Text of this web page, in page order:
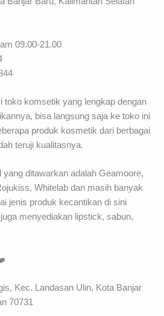
09.00-21.00
toko komsetik yang lengkap dengan
bisa langsung saja ke toko ini
produk kosmetik dari berbagai
teruji kualitasnya.
yang ditawarkan adalah Geamoore,
Whitelab dan masih banyak
jenis produk kecantikan di sini
menyediakan lipstick, sabun,
Kec. Landasan Ulin, Kota Banjar
70731